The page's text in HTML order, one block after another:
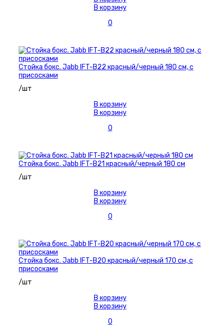
В корзину
0
Стойка бокс. Jabb IFT-B22 красный/черный 180 см, с
присосками
/шт
В корзину
В корзину
0
Стойка бокс. Jabb IFT-B21 красный/черный 180 см
/шт
В корзину
В корзину
0
Стойка бокс. Jabb IFT-B20 красный/черный 170 см, с
присосками
/шт
В корзину
В корзину
0